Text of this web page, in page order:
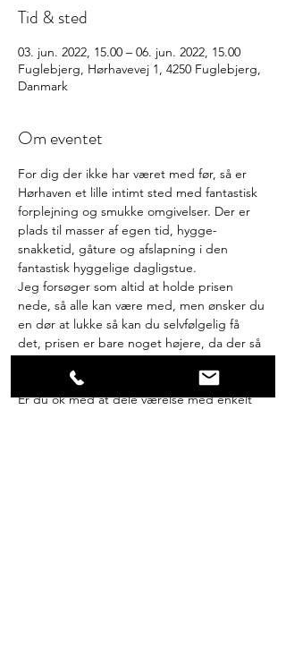
Tid & sted
03. jun. 2022, 15.00 – 06. jun. 2022, 15.00
Fuglebjerg, Hørhavevej 1, 4250 Fuglebjerg,
Danmark
Om eventet
For dig der ikke har været med før, så er
Hørhaven et lille intimt sted med fantastisk
forplejning og smukke omgivelser. Der er
plads til masser af egen tid, hygge-
snakketid, gåture og afslapning i den
fantastisk hyggelige dagligstue.
Jeg forsøger som altid at holde prisen
nede, så alle kan være med, men ønsker du
en dør at lukke så kan du selvfølgelig få
det, prisen er bare noget højere, da der så
fordelingen.
Er du ok med at dele værelse med enkelt